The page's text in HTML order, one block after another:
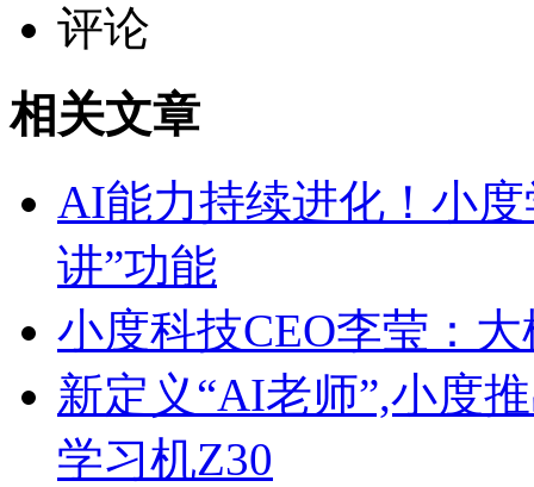
评论
相关文章
AI能力持续进化！小
讲”功能
小度科技CEO李莹：
新定义“AI老师”,小度
学习机Z30